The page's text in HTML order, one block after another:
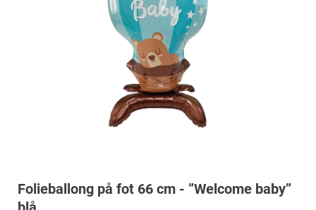
Folieballong på fot 66 cm - ”Welcome baby”